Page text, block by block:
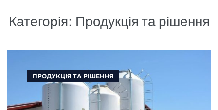
Категорія: Продукція та рішення
ПРОДУКЦІЯ ТА РІШЕННЯ